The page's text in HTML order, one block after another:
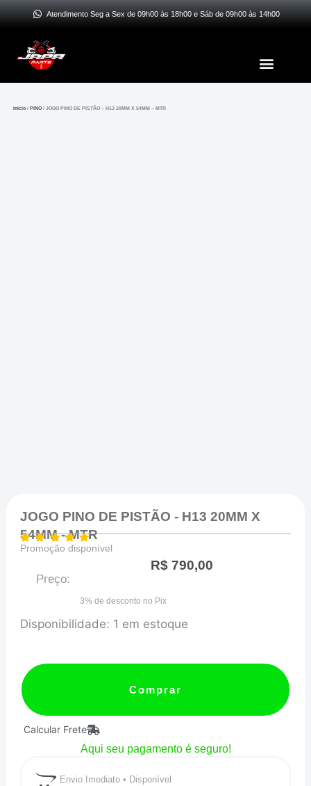
Ir
conteúdo
Atendimento Seg a Sex de 09h00 às 18h00 e Sáb de 09h00 às 14h00
Menu
Início /PINO / JOGO PINO DE PISTÃO – H13 20MM X 54MM – MTR
JOGO PINO DE PISTÃO - H13 20MM X
54MM - MTR
Promoção disponível
Preço:
R$790,00
3% de desconto no Pix
Disponibilidade: 1 em estoque
JOGO
DE
PISTÃO
H13
Comprar
Calcular Frete
Aqui seu pagamento é seguro!
Envio Imediato • Disponível